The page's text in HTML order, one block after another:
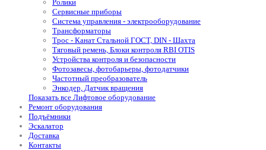
Ролики
Сервисные приборы
Система управления - электрооборудование
Трансформаторы
Трос - Канат Стальной ГОСТ, DIN - Шахта
Тяговый ремень, Блоки контроля RBI OTIS
Устройства контроля и безопасности
Фотозавесы, фотобарьеры, фотодатчики
Частотный преобразователь
Энкодер, Датчик вращения
Показать все Лифтовое оборудование
Ремонт оборудования
Подъёмники
Эскалатор
Доставка
Контакты